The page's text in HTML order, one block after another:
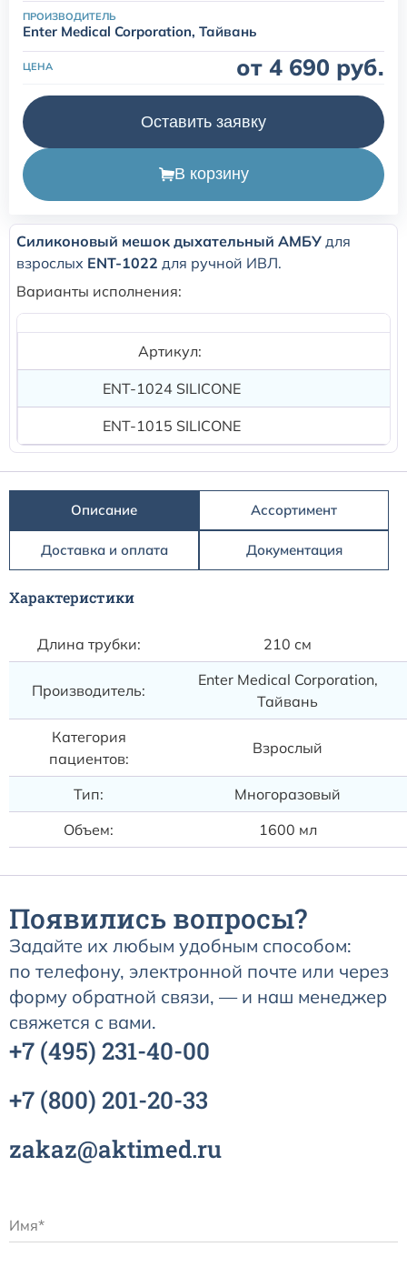
ПРОИЗВОДИТЕЛЬ
Enter Medical Corporation, Тайвань
ЦЕНА от 4 690 руб.
Оставить заявку
В корзину
Силиконовый мешок дыхательный АМБУ для
взрослых ENT-1022 для ручной ИВЛ.
Варианты исполнения:
Артикул:
ENT-1024 SILICONE
ENT-1015 SILICONE
Описание Ассортимент
Доставка и оплата Документация
Характеристики
Длина трубки: 210 см
Производитель:
Enter Medical Corporation,
Тайвань
Категория
пациентов:
Взрослый
Тип:
Многоразовый
Объем:
1600 мл
Появились вопросы?
Задайте их любым удобным способом:
по телефону, электронной почте или через
форму обратной связи, — и наш менеджер
свяжется с вами.
+7 (495) 231-40-00
+7 (800) 201-20-33
zakaz@aktimed.ru
одноразовые (наркозные)
Маски для неинвазивной вентиляции легких
Переходники и коннекторы угловые для ИВЛ
Аксессуары и принадлежности для трахеостомии